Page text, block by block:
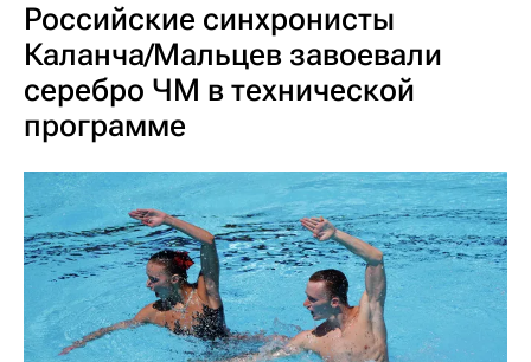
Российские синхронисты
Каланча/Мальцев завоевали
серебро ЧМ в технической
программе